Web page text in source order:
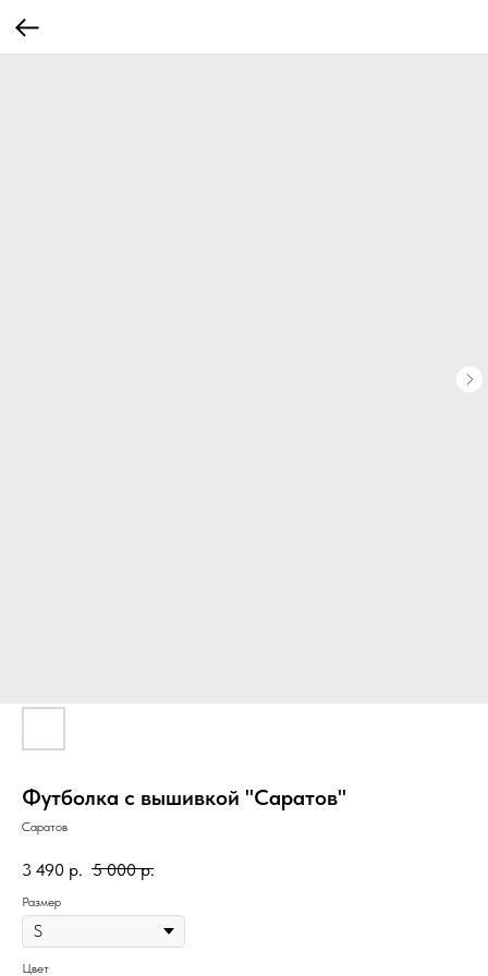
Футболка с вышивкой "Саратов"
Саратов
3 490 р. 5 000 р.
Размер
Цвет